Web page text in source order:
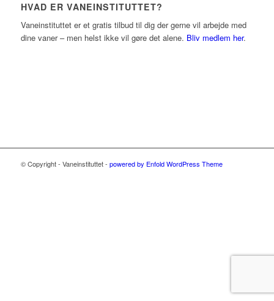
HVAD ER VANEINSTITUTTET?
Vaneinstituttet er et gratis tilbud til dig der gerne vil arbejde med
dine vaner – men helst ikke vil gøre det alene. Bliv medlem her.
© Copyright - Vaneinstituttet - powered by Enfold WordPress Theme